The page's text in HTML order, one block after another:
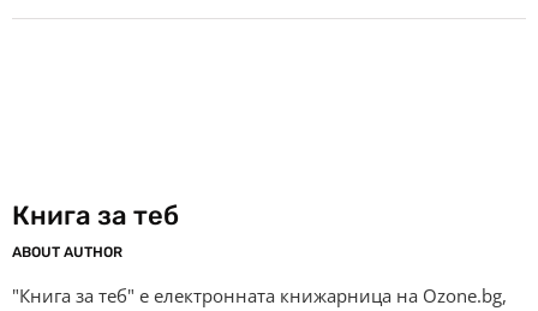
Книга за теб
ABOUT AUTHOR
"Книга за теб" е електронната книжарница на Ozone.bg,